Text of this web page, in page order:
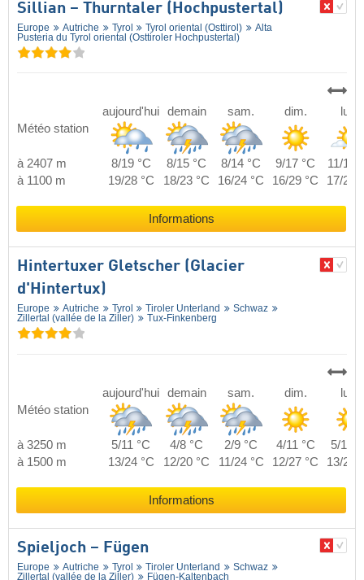
Sillian – Thurntaler (Hochpustertal)
Europe Autriche Tyrol Tyrol oriental (Osttirol)
Alta
Pusteria du Tyrol oriental (Osttiroler Hochpustertal)
Météo station
aujourd'hui demain sam. dim. lun.
à 2407 m 8/19 °C 8/15 °C 8/14 °C 9/17 °C
11/17
à 1100 m
19/28 °C 18/23 °C 16/24 °C 16/29 °C 17/28
Informations
Hintertuxer Gletscher (Glacier
d'Hintertux)
Europe Autriche Tyrol Tiroler Unterland
Schwaz
Zillertal (vallée de la Ziller)
Tux-Finkenberg
Météo station
aujourd'hui demain sam. dim. lun.
à 3250 m 5/11 °C 4/8 °C 2/9 °C 4/11 °C
5/11
à 1500 m
13/24 °C 12/20 °C 11/24 °C 12/27 °C 13/28
Informations
Spieljoch – Fügen
Europe Autriche Tyrol Tiroler Unterland
Schwaz
Zillertal (vallée de la Ziller)
Fügen-Kaltenbach